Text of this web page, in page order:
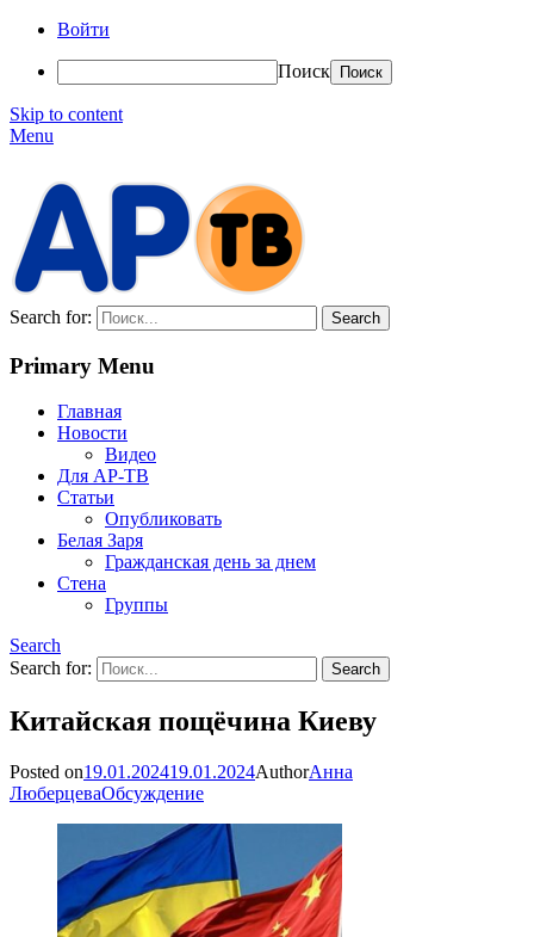
Войти
Поиск
Skip to content
Menu
Search for:
Primary Menu
Главная
Новости
Видео
Для АР-ТВ
Статьи
Опубликовать
Белая Заря
Гражданская день за днем
Стена
Группы
Search
Search for:
Китайская пощёчина Киеву
Posted on19.01.202419.01.2024AuthorАнна
ЛюберцеваОбсуждение